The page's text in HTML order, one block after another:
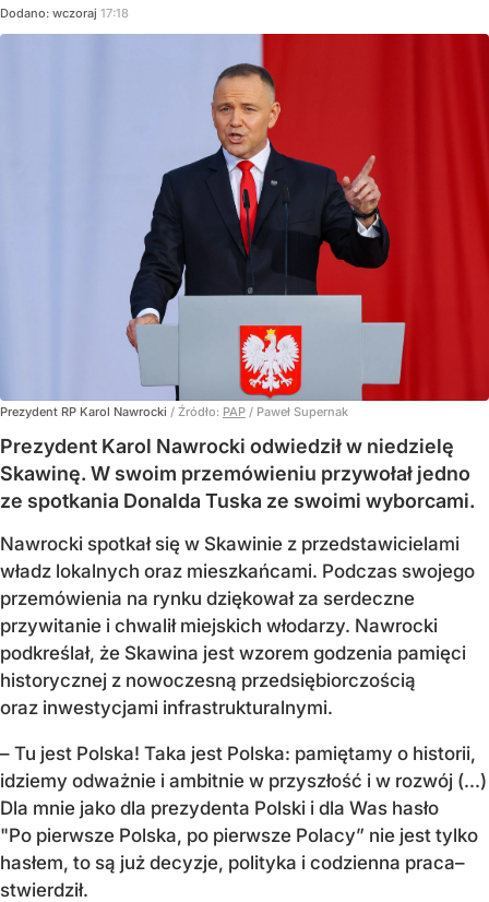
Dodano: wczoraj 17:18
Prezydent RP Karol Nawrocki / Źródło: PAP / Paweł Supernak
Prezydent Karol Nawrocki odwiedził w niedzielę
Skawinę. W swoim przemówieniu przywołał jedno
ze spotkania Donalda Tuska ze swoimi wyborcami.
Nawrocki spotkał się w Skawinie z przedstawicielami
władz lokalnych oraz mieszkańcami. Podczas swojego
przemówienia na rynku dziękował za serdeczne
przywitanie i chwalił miejskich włodarzy. Nawrocki
podkreślał, że Skawina jest wzorem godzenia pamięci
historycznej z nowoczesną przedsiębiorczością
oraz inwestycjami infrastrukturalnymi.
– Tu jest Polska! Taka jest Polska: pamiętamy o historii,
idziemy odważnie i ambitnie w przyszłość i w rozwój (...)
Dla mnie jako dla prezydenta Polski i dla Was hasło
"Po pierwsze Polska, po pierwsze Polacy” nie jest tylko
hasłem, to są już decyzje, polityka i codzienna praca–
stwierdził.